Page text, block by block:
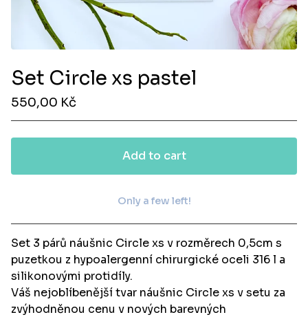
Set Circle xs pastel
550,00 Kč
Add to cart
View cart
Only a few left!
Set 3 párů náušnic Circle xs v rozměrech 0,5cm s
puzetkou z hypoalergenní chirurgické oceli 316 l a
silikonovými protidíly.
Váš nejoblíbenější tvar náušnic Circle xs v setu za
zvýhodněnou cenu v nových barevných